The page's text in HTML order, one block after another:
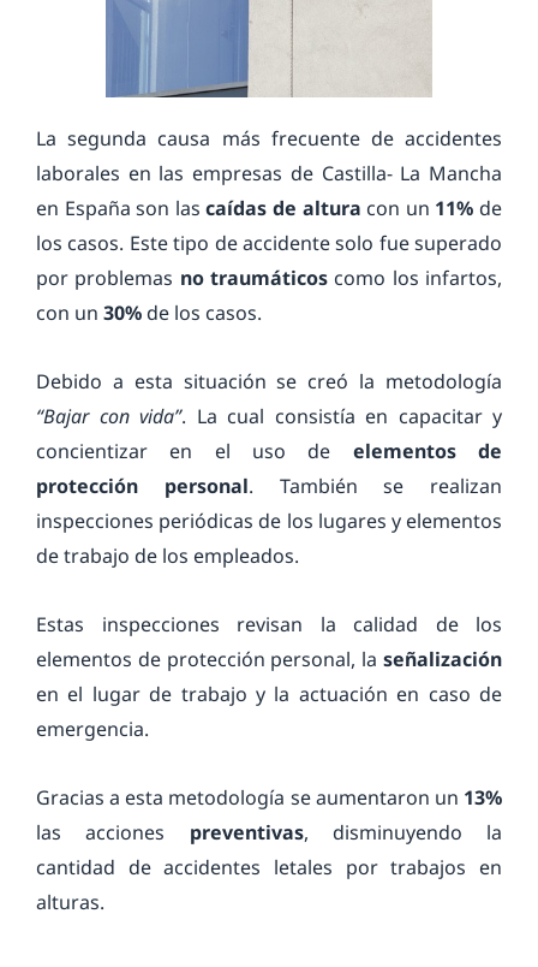
La segunda causa más frecuente de accidentes
laborales en las empresas de Castilla- La Mancha
en España son lascaídas de altura con un 11% de
los casos. Este tipo de accidente solo fue superado
por problemas no traumáticos como los infartos,
con un 30%de los casos.
Debido a esta situación se creó la metodología
“Bajar con vida”. La cual consistía en capacitar y
concientizar en el uso de elementos de
protección personal. También se realizan
inspecciones periódicas de los lugares y elementos
de trabajo de los empleados.
Estas inspecciones revisan la calidad de los
elementos de protección personal, la señalización
en el lugar de trabajo y la actuación en caso de
emergencia.
Gracias a esta metodología se aumentaron un 13%
las acciones preventivas, disminuyendo la
cantidad de accidentes letales por trabajos en
alturas.